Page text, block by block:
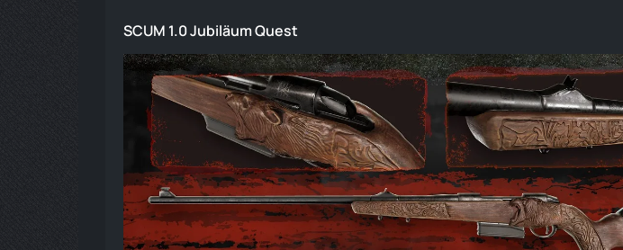
SCUM 1.0 Jubiläum Quest